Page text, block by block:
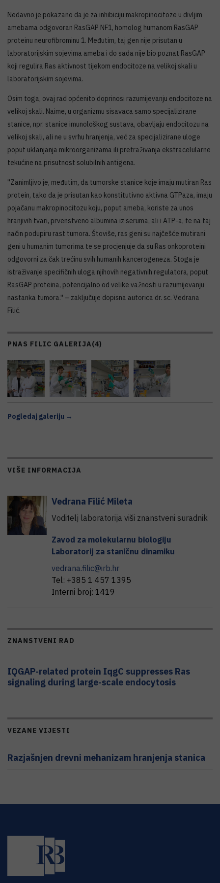
Nedavno je pokazano da je za inhibiciju makropinocitoze u divljim
amebama odgovoran RasGAP NF1, homolog humanom RasGAP
proteinu neurofibrominu 1. Međutim, taj gen nije prisutan u
laboratorijskim sojevima ameba i do sada nije bio poznat RasGAP
koji regulira Ras aktivnost tijekom endocitoze na velikoj skali u
laboratorijskim sojevima.
Osim toga, ovaj rad općenito doprinosi razumijevanju endocitoze na
velikoj skali. Naime, u organizmu sisavaca samo specijalizirane
stanice, npr. stanice imunološkog sustava, obavljaju endocitozu na
velikoj skali, ali ne u svrhu hranjenja, već za specijalizirane uloge
poput uklanjanja mikroorganizama ili pretraživanja ekstracelularne
tekućine na prisutnost solubilnih antigena.
''Zanimljivo je, međutim, da tumorske stanice koje imaju mutiran Ras
protein, tako da je prisutan kao konstitutivno aktivna GTPaza, imaju
pojačanu makropinocitozu koju, poput ameba, koriste za unos
hranjivih tvari, prvenstveno albumina iz seruma, ali i ATP-a, te na taj
način podupiru rast tumora. Štoviše, ras geni su najčešće mutirani
geni u humanim tumorima te se procjenjuje da su Ras onkoproteini
odgovorni za čak trećinu svih humanih kancerogeneza. Stoga je
istraživanje specifičnih uloga njihovih negativnih regulatora, poput
RasGAP proteina, potencijalno od velike važnosti u razumijevanju
nastanka tumora.'' – zaključuje dopisna autorica dr. sc. Vedrana
Filić.
PNAS FILIC GALERIJA(4)
Pogledaj galeriju →
VIŠE INFORMACIJA
Vedrana Filić Mileta
Voditelj laboratorija viši znanstveni suradnik
Zavod za molekularnu biologiju
Laboratorij za staničnu dinamiku
vedrana.filic@irb.hr
Tel: +385 1 457 1395
Interni broj: 1419
ZNANSTVENI RAD
IQGAP-related protein IqgC suppresses Ras
signaling during large-scale endocytosis
VEZANE VIJESTI
Razjašnjen drevni mehanizam hranjenja stanica